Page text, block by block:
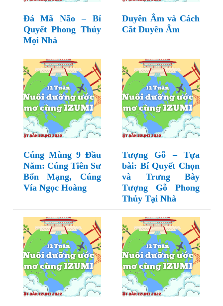
Đá Mã Não – Bí
Quyết Phong Thủy
Mọi Nhà
Duyên Âm và Cách
Cắt Duyên Âm
Cúng Mùng 9 Đầu
Năm: Cúng Tiên Sư
Bổn Mạng, Cúng
Vía Ngọc Hoàng
Tượng Gỗ – Tựa
bài: Bí Quyết Chọn
và Trưng Bày
Tượng Gỗ Phong
Thủy Tại Nhà